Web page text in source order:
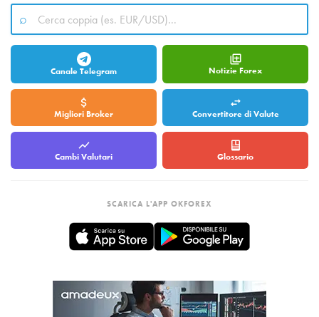
Canale Telegram Notizie Forex
Migliori Broker Convertitore di Valute
Cambi Valutari Glossario
SCARICA L'APP OKFOREX